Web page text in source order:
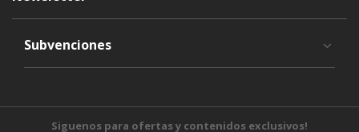
Subvenciones
Siguenos para ofertas y contenidos exclusivos!